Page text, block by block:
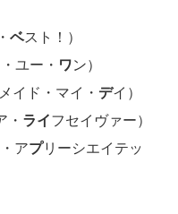
ベスト！）
ユー・ ワン）
イド・マイ・ デイ）
・ ライフセイヴァー）
アプリーシエイテッ